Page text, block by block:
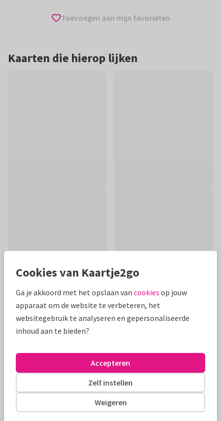
Toevoegen aan mijn favorieten
Kaarten die hierop lijken
Productinformatie
bloemen en hartjes voor een stel dat gaat trouwen!
Alle kaarten zijn helemaal naar wens aan te passen
Paperhugs - by Lidy
Cookies van Kaartje2go
Ga je akkoord met het opslaan van cookies op jouw
apparaat om de website te verbeteren, het
websitegebruik te analyseren en gepersonaliseerde
inhoud aan te bieden?
Weigeren
Zelf instellen
Accepteren